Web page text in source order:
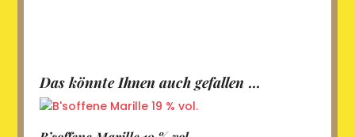
Das könnte Ihnen auch gefallen …